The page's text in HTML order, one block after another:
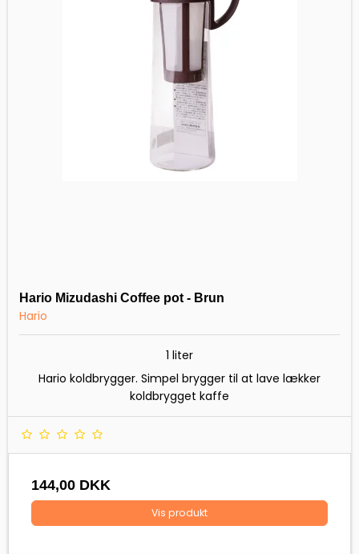
Hario Mizudashi Coffee pot - Brun
Hario
1 liter
Hario koldbrygger. Simpel brygger til at lave lækker
koldbrygget kaffe
144,00 DKK
Vis produkt